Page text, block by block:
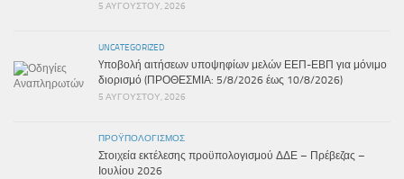
5 ΑΥΓΟΎΣΤΟΥ, 2026
UNCATEGORIZED
Yποβολή αιτήσεων υποψηφίων μελών ΕΕΠ-ΕΒΠ για μόνιμο
διορισμό (ΠΡΟΘΕΣΜΙΑ: 5/8/2026 έως 10/8/2026)
5 ΑΥΓΟΎΣΤΟΥ, 2026
ΠΡΟΫΠΟΛΟΓΙΣΜΌΣ
Στοιχεία εκτέλεσης προϋπολογισμού ΔΔΕ – Πρέβεζας –
Ιουλίου 2026